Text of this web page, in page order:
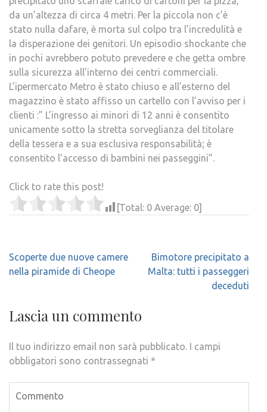
da un’altezza di circa 4 metri. Per la piccola non c’è
stato nulla dafare, è morta sul colpo tra l’incredulità e
la disperazione dei genitori. Un episodio shockante che
in pochi avrebbero potuto prevedere e che getta ombre
sulla sicurezza all’interno dei centri commerciali.
L’ipermercato Metro è stato chiuso e all’esterno del
magazzino è stato affisso un cartello con l’avviso per i
clienti :” L’ingresso ai minori di 12 anni è consentito
unicamente sotto la stretta sorveglianza del titolare
della tessera e a sua esclusiva responsabilità; è
consentito l’accesso di bambini nei passeggini”.
Click to rate this post!
[Total: 0 Average: 0]
Navigazione
articoli
Scoperte due nuove camere
nella piramide di Cheope
Bimotore precipitato a
Malta: tutti i passeggeri
deceduti
Lascia un commento
Il tuo indirizzo email non sarà pubblicato. I campi
obbligatori sono contrassegnati *